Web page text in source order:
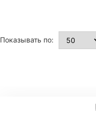
Показывать по: